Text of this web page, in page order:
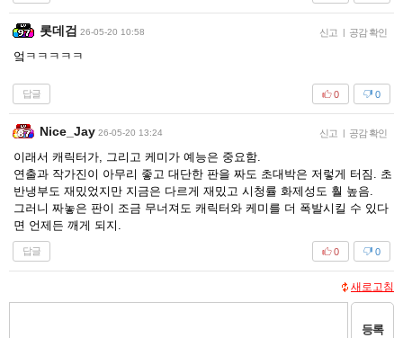
롯데검 26-05-20 10:58 신고 | 공감 확인
엌ㅋㅋㅋㅋㅋ
답글 0
0
Nice_Jay 26-05-20 13:24 신고 | 공감 확인
이래서 캐릭터가, 그리고 케미가 예능은 중요함.
연출과 작가진이 아무리 좋고 대단한 판을 짜도 초대박은 저렇게 터짐. 초
반냉부도 재밌었지만 지금은 다르게 재밌고 시청률 화제성도 훨 높음.
그러니 짜놓은 판이 조금 무너져도 캐릭터와 케미를 더 폭발시킬 수 있다
면 언제든 깨게 되지.
답글 0
0
새로고침
등록